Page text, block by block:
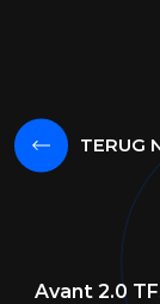
TERUG
Avant 2.0